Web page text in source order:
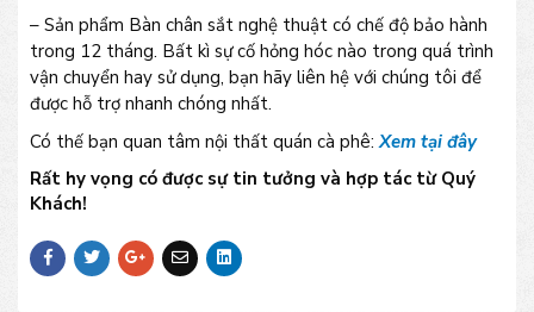
– Sản phẩm Bàn chân sắt nghệ thuật có chế độ bảo hành
trong 12 tháng. Bất kì sự cố hỏng hóc nào trong quá trình
vận chuyển hay sử dụng, bạn hãy liên hệ với chúng tôi để
được hỗ trợ nhanh chóng nhất.
Có thế bạn quan tâm nội thất quán cà phê:Xem tại đây
Rất hy vọng có được sự tin tưởng và hợp tác từ Quý
Khách!